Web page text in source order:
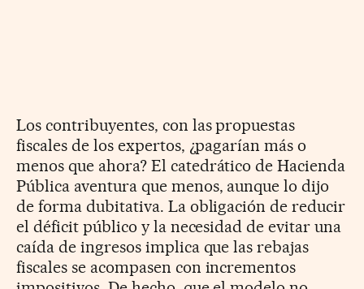
Los contribuyentes, con las propuestas
fiscales de los expertos, ¿pagarían más o
menos que ahora? El catedrático de Hacienda
Pública aventura que menos, aunque lo dijo
de forma dubitativa. La obligación de reducir
el déficit público y la necesidad de evitar una
caída de ingresos implica que las rebajas
fiscales se acompasen con incrementos